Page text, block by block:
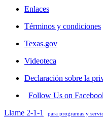
Enlaces
Términos y condiciones
Texas.gov
Videoteca
Declaración sobre la
Follow Us on
Llame 2-1-1
para programas y